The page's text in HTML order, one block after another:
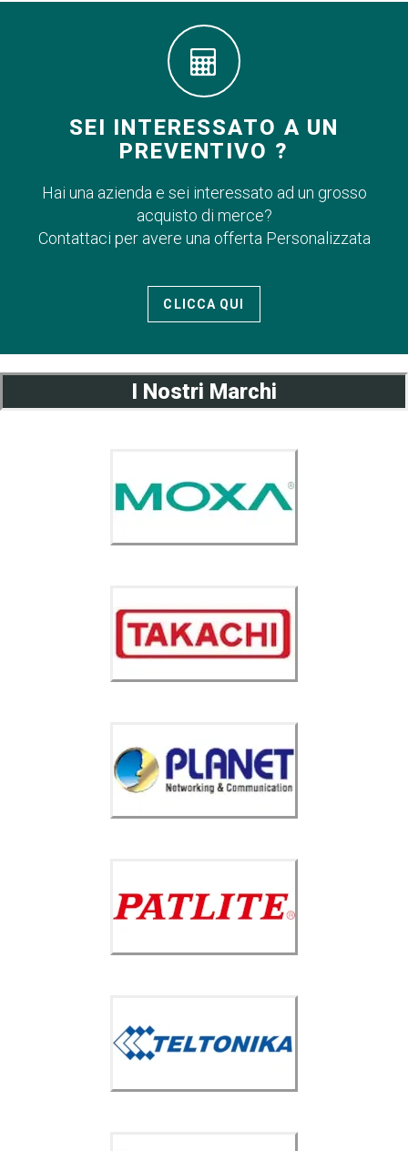
SEI INTERESSATO A UN
PREVENTIVO ?
Hai una azienda e sei interessato ad un grosso
acquisto di merce?
Contattaci per avere una offerta Personalizzata
CLICCA QUI
I Nostri Marchi